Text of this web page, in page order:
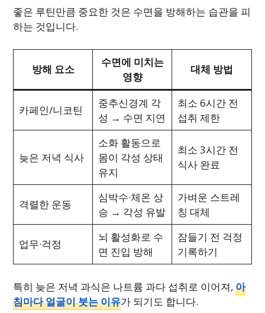
좋은 루틴만큼 중요한 것은 수면을 방해하는 습관을 피
하는 것입니다.
방해 요소
수면에 미치는
영향
대체 방법
카페인/니코틴
중추신경계 각
성 → 수면 지연
최소 6시간 전
섭취 제한
늦은 저녁 식사
소화 활동으로
몸이 각성 상태
유지
최소 3시간 전
식사 완료
격렬한 운동
심박수·체온 상
승 → 각성 유발
가벼운 스트레
칭 대체
업무·걱정
뇌 활성화로 수
면 진입 방해
잠들기 전 걱정
기록하기
특히 늦은 저녁 과식은 나트륨 과다 섭취로 이어져, 아
침마다 얼굴이 붓는 이유가 되기도 합니다.